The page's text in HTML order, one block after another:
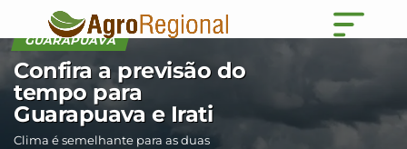
GUARAPUAVA
Confira a previsão do
tempo para
Guarapuava e Irati
Clima é semelhante para as duas